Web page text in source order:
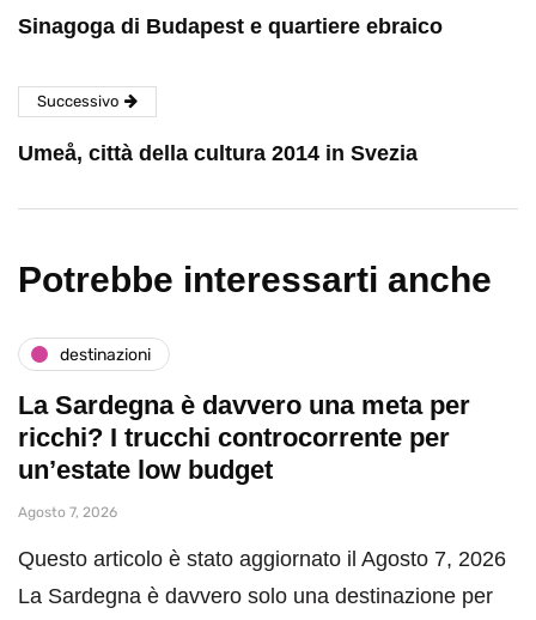
Sinagoga di Budapest e quartiere ebraico
Successivo
Umeå, città della cultura 2014 in Svezia
Potrebbe interessarti anche
destinazioni
La Sardegna è davvero una meta per
ricchi? I trucchi controcorrente per
un’estate low budget
Agosto 7, 2026
Questo articolo è stato aggiornato il Agosto 7, 2026
La Sardegna è davvero solo una destinazione per